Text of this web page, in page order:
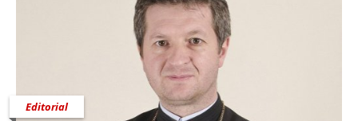
Editorial